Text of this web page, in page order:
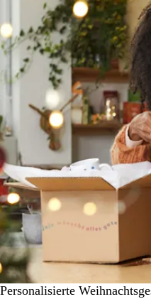
Personalisierte